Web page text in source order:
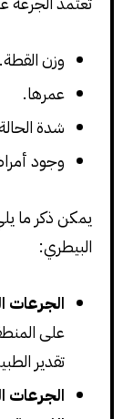
وزن القطة.
عمرها.
شدة
وجود
يمكن ذكر ما
البيطري:
الجرعات
تقدير
الجرعات